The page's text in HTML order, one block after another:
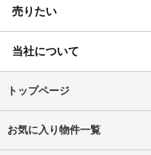
売りたい
当社について
トップページ
お気に入り物件一覧